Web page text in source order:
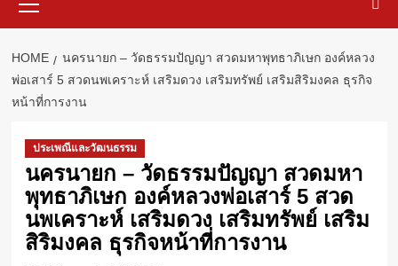
Menu
HOME
นครนายก – วัดธรรมปัญญา สวดมหาพุทธาภิเษก องค์หลวง
พ่อเสาร์ 5 สวดนพเคราะห์ เสริมดวง เสริมทรัพย์ เสริมสิริมงคล ธุรกิจ
หน้าที่การงาน
ประเพณีและวัฒนธรรม
นครนายก – วัดธรรมปัญญา สวดมหา
พุทธาภิเษก องค์หลวงพ่อเสาร์ 5 สวด
นพเคราะห์ เสริมดวง เสริมทรัพย์ เสริม
สิริมงคล ธุรกิจหน้าที่การงาน